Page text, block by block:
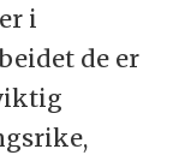
i
de er